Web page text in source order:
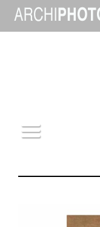
PATRIMOINE